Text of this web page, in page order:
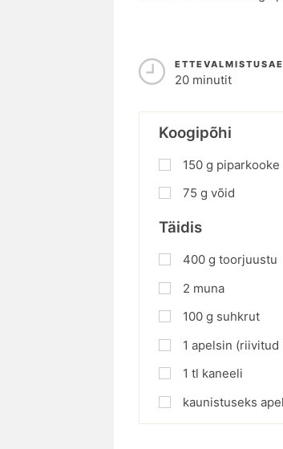
20 minutit
Koogipõhi
150 g piparkooke
75 g võid
Täidis
400 g toorjuustu
2 muna
100 g suhkrut
1 apelsin (riivitud
1 tl kaneeli
kaunistuseks